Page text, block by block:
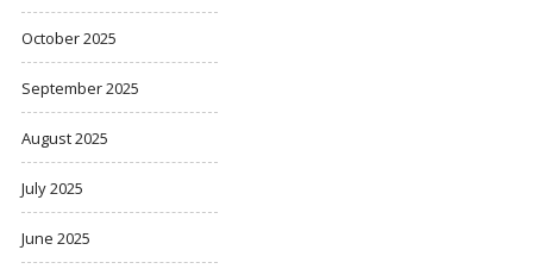
October 2025
September 2025
August 2025
July 2025
June 2025